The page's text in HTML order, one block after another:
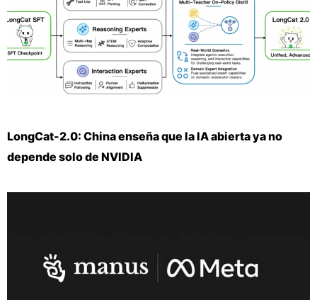
LongCat-2.0: China enseña que la IA abierta ya no
depende solo de NVIDIA